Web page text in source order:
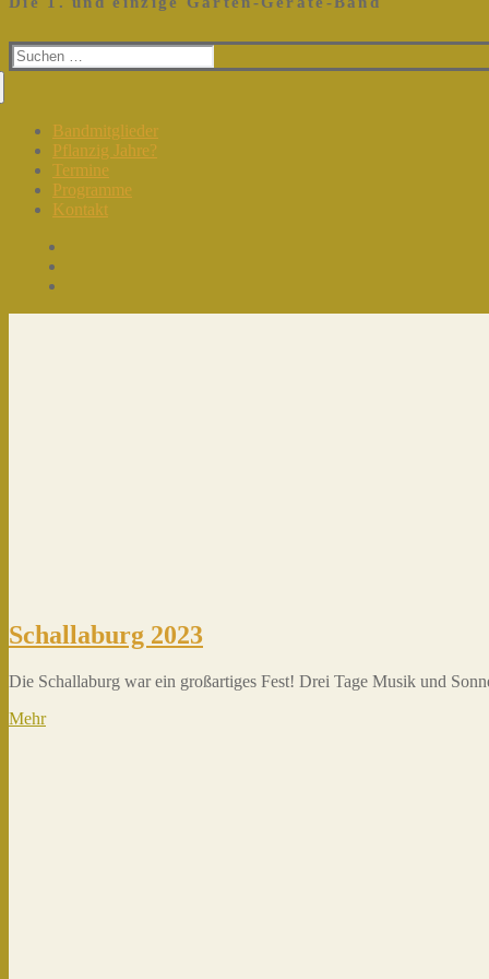
Suchen
nach:
Bandmitglieder
Pflanzig Jahre?
Termine
Programme
Kontakt
Schallaburg 2023
Die Schallaburg war ein großartiges Fest! Drei Tage Musik und
Mehr